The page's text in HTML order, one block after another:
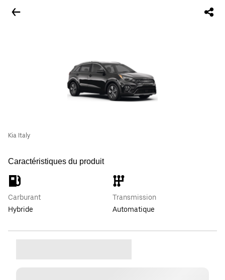
Kia Italy
Caractéristiques du produit
Carburant
Hybride
Transmission
Automatique